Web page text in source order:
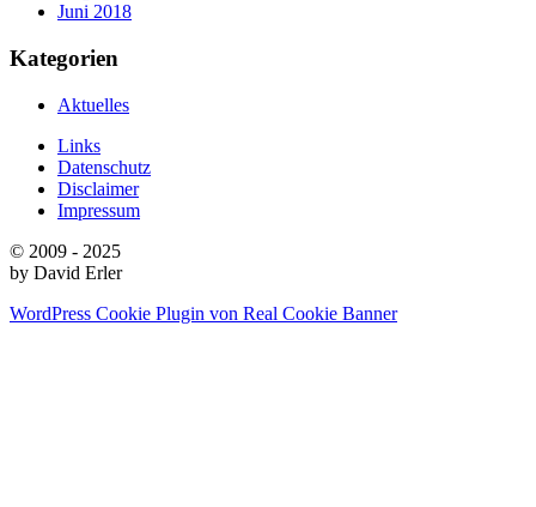
Juni 2018
Kategorien
Aktuelles
Links
Datenschutz
Disclaimer
Impressum
© 2009 - 2025
by David Erler
WordPress Cookie Plugin von Real Cookie Banner